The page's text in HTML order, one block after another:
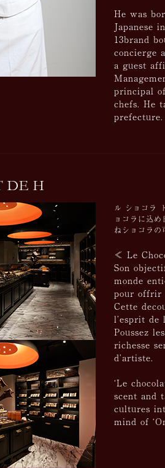
He was
Japanese
13brand
concierge
a guest
principal
chefs. He
prefecture.
ル ショコラ
ョコラに込
ねショコラ
≪ Le
Son
monde
pour offrir
Cette
l’esprit de
Poussez
richesse
d’artiste.
‘Le
scent and
cultures
mind of